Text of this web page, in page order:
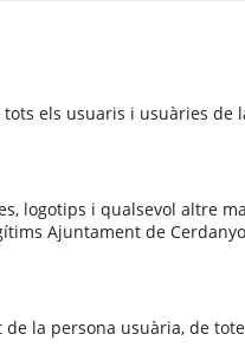
els usuaris i usuàries
logotips i qualsevol altre
Ajuntament de
la persona usuària, de